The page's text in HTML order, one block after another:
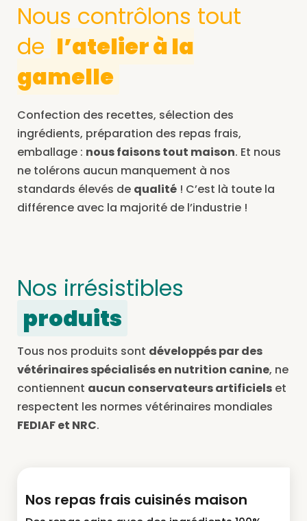
Nous contrôlons tout
de l’atelier à la
gamelle
Confection des recettes, sélection des
ingrédients, préparation des repas frais,
emballage : nous faisons tout maison. Et nous
ne tolérons aucun manquement à nos
standards élevés de qualité ! C’est là toute la
différence avec la majorité de l’industrie !
Nos irrésistibles
produits
Tous nos produits sont développés par des
vétérinaires spécialisés en nutrition canine, ne
contiennent aucun conservateurs artificiels et
respectent les normes vétérinaires mondiales
FEDIAF et NRC.
Nos repas frais cuisinés maison